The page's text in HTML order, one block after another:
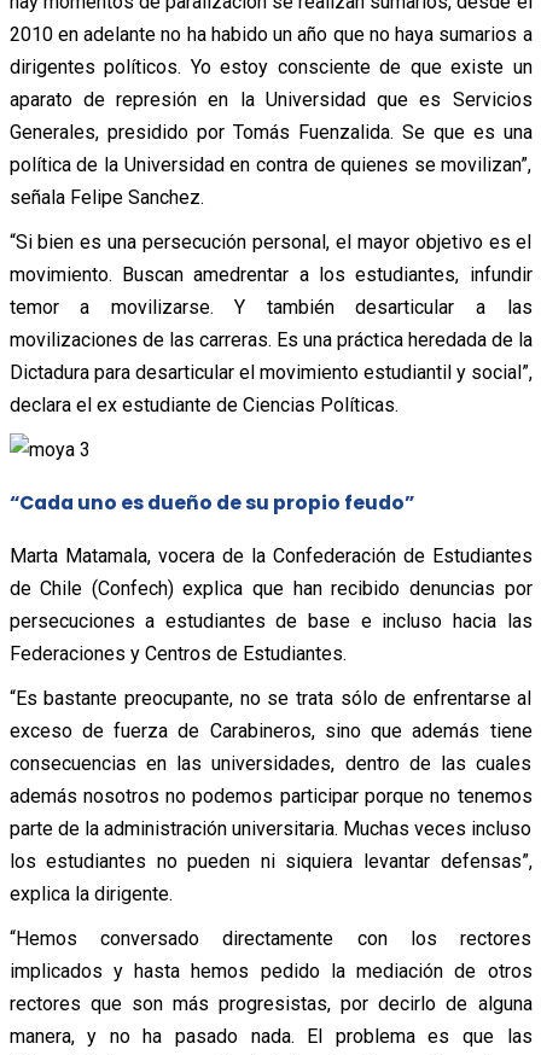
2010 en adelante no ha habido un año que no haya sumarios a
dirigentes políticos. Yo estoy consciente de que existe un
aparato de represión en la Universidad que es Servicios
Generales, presidido por Tomás Fuenzalida. Se que es una
política de la Universidad en contra de quienes se movilizan”,
señala Felipe Sanchez.
“Si bien es una persecución personal, el mayor objetivo es el
movimiento. Buscan amedrentar a los estudiantes, infundir
temor a movilizarse. Y también desarticular a las
movilizaciones de las carreras. Es una práctica heredada de la
Dictadura para desarticular el movimiento estudiantil y social”,
declara el ex estudiante de Ciencias Políticas.
“Cada uno es dueño de su propio feudo”
Marta Matamala, vocera de la Confederación de Estudiantes
de Chile (Confech) explica que han recibido denuncias por
persecuciones a estudiantes de base e incluso hacia las
Federaciones y Centros de Estudiantes.
“Es bastante preocupante, no se trata sólo de enfrentarse al
exceso de fuerza de Carabineros, sino que además tiene
consecuencias en las universidades, dentro de las cuales
además nosotros no podemos participar porque no tenemos
parte de la administración universitaria. Muchas veces incluso
los estudiantes no pueden ni siquiera levantar defensas”,
explica la dirigente.
“Hemos conversado directamente con los rectores
implicados y hasta hemos pedido la mediación de otros
rectores que son más progresistas, por decirlo de alguna
manera, y no ha pasado nada. El problema es que las